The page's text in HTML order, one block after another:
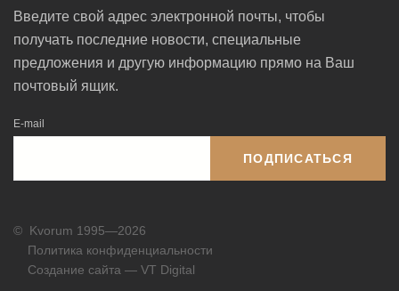
Введите свой адрес электронной почты, чтобы
получать последние новости, специальные
предложения и другую информацию прямо на Ваш
почтовый ящик.
E-mail
ПОДПИСАТЬСЯ
© Kvorum 1995—2026
Политика конфиденциальности
Создание сайта — VT Digital